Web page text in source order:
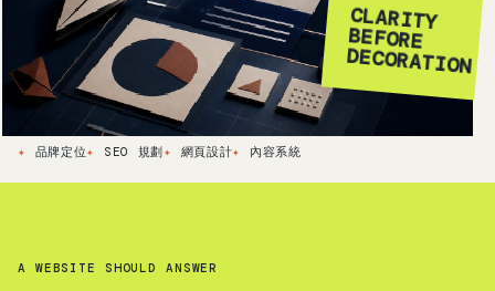
CLARITY
BEFORE
DECORATION
品牌定位 SEO 規劃 網頁設計 內容系統
A WEBSITE SHOULD ANSWER